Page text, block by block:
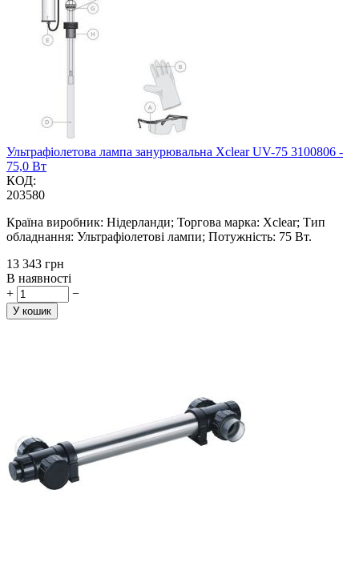
Ультрафіолетова лампа занурювальна Xclear UV-75 3100806 -
75,0 Вт
КОД:
203580
Країна виробник: Нідерланди; Торгова марка: Xclear; Тип
обладнання: Ультрафіолетові лампи; Потужність: 75 Вт.
‍13 343‍ грн
В наявності
+
−
У кошик